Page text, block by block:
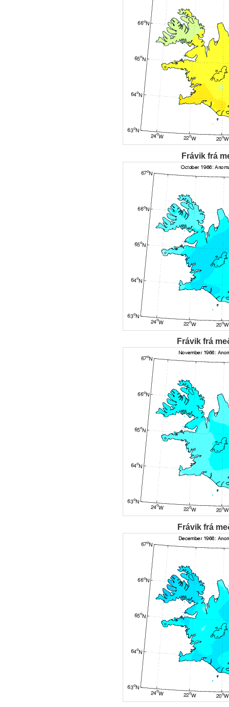
Frávik frá
Frávik frá
Frávik frá